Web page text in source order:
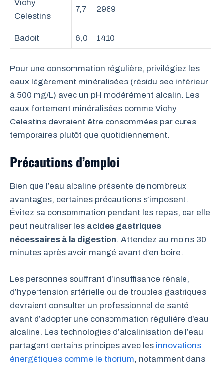
Vichy
Celestins
7,7 2989
Badoit 6,0 1410
Pour une consommation régulière, privilégiez les
eaux légèrement minéralisées (résidu sec inférieur
à 500 mg/L) avec un pH modérément alcalin. Les
eaux fortement minéralisées comme Vichy
Celestins devraient être consommées par cures
temporaires plutôt que quotidiennement.
Précautions d’emploi
Bien que l’eau alcaline présente de nombreux
avantages, certaines précautions s’imposent.
Évitez sa consommation pendant les repas, car elle
peut neutraliser les acides gastriques
nécessaires à la digestion. Attendez au moins 30
minutes après avoir mangé avant d’en boire.
Les personnes souffrant d’insuffisance rénale,
d’hypertension artérielle ou de troubles gastriques
devraient consulter un professionnel de santé
avant d’adopter une consommation régulière d’eau
alcaline. Les technologies d’alcalinisation de l’eau
partagent certains principes avec les innovations
énergétiques comme le thorium, notamment dans